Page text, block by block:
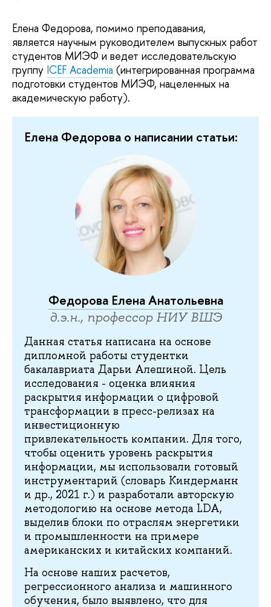
Елена Федорова, помимо преподавания,
является научным руководителем выпускных работ
студентов МИЭФ и ведет исследовательскую
группу ICEF Academia (интегрированная программа
подготовки студентов МИЭФ, нацеленных на
академическую работу).
Елена Федорова о написании статьи:
Федорова Елена Анатольевна
д.э.н., профессор НИУ ВШЭ
Данная статья написана на основе
дипломной работы студентки
бакалавриата Дарьи Алешиной. Цель
исследования - оценка влияния
раскрытия информации о цифровой
трансформации в пресс-релизах на
инвестиционную
привлекательность компании. Для того,
чтобы оценить уровень раскрытия
информации, мы использовали готовый
инструментарий (словарь Киндерманн
и др., 2021 г.) и разработали авторскую
методологию на основе метода LDA,
выделив блоки по отраслям энергетики
и промышленности на примере
американских и китайских компаний.
На основе наших расчетов,
регрессионного анализа и машинного
обучения, было выявлено, что для